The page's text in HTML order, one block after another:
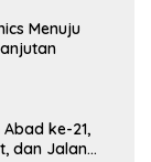
Menuju
ke-21,
dan Jalan